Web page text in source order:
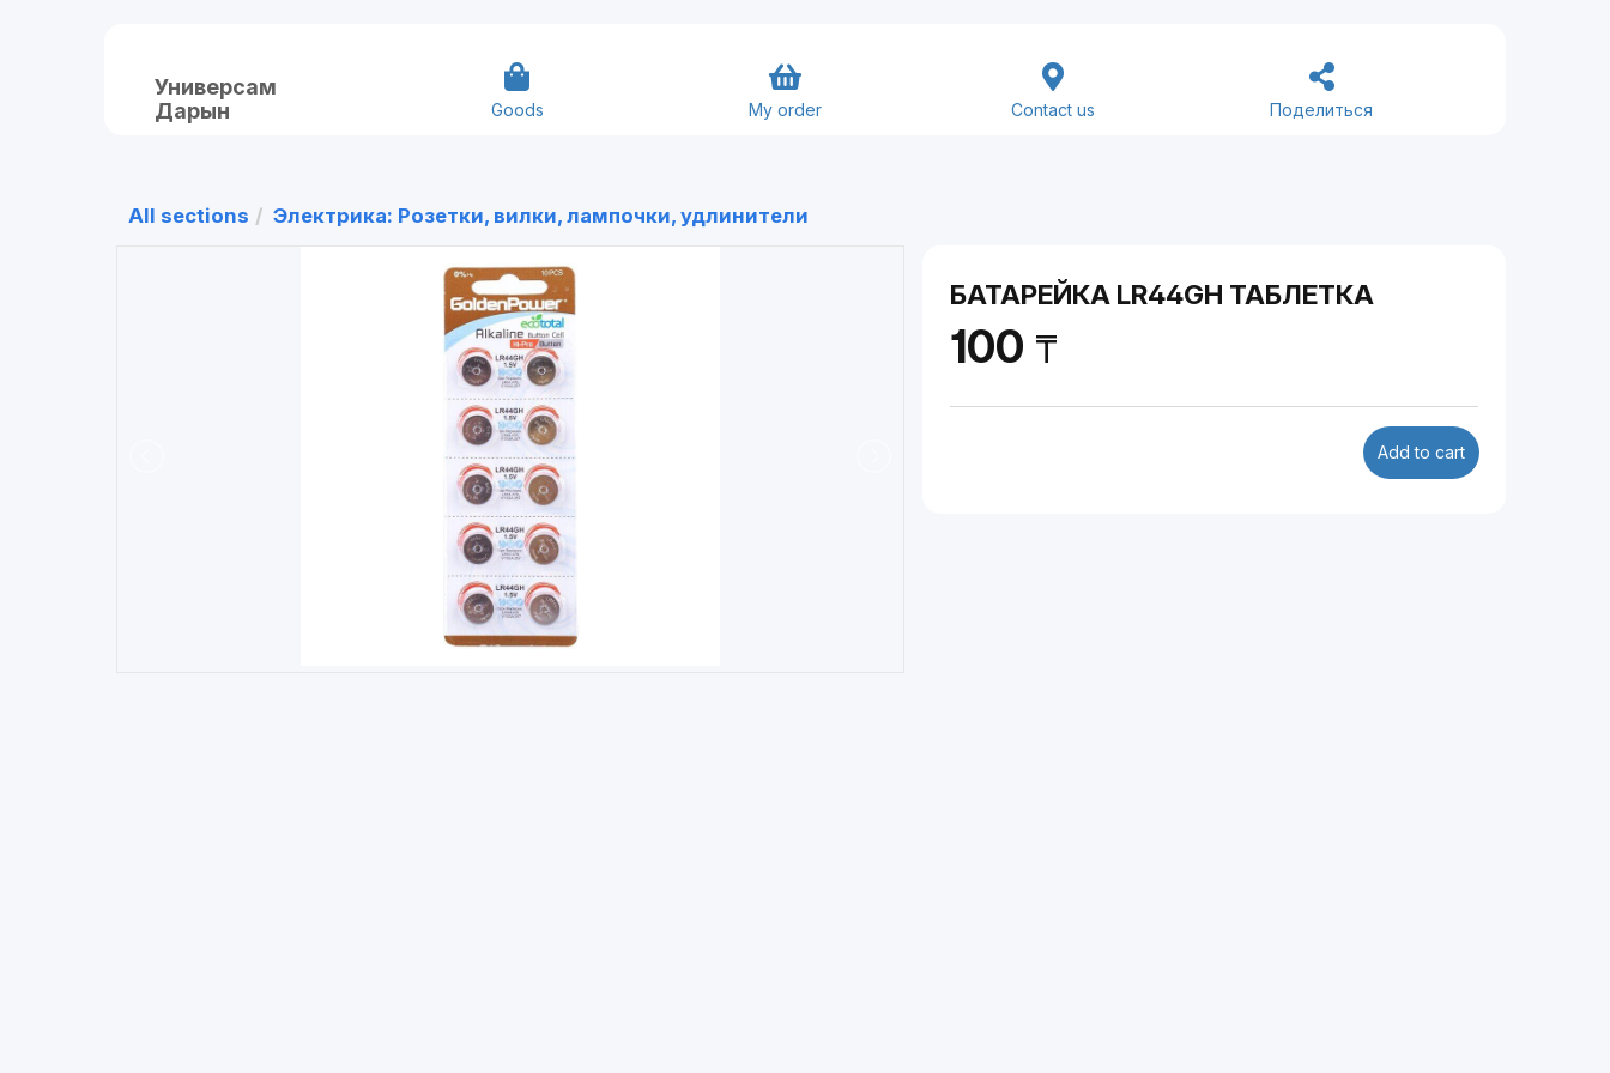
Универсам
Дарын
Goods My order Contact us Поделиться
All sections Электрика: Розетки, вилки, лампочки, удлинители
БАТАРЕЙКА LR44GH ТАБЛЕТКА
100 ₸
Add to cart